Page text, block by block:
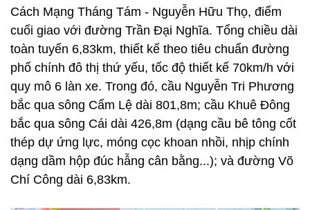
Cách Mạng Tháng Tám - Nguyễn Hữu Thọ, điểm
cuối giao với đường Trần Đại Nghĩa. Tổng chiều dài
toàn tuyến 6,83km, thiết kế theo tiêu chuẩn đường
phố chính đô thị thứ yếu, tốc độ thiết kế 70km/h với
quy mô 6 làn xe. Trong đó, cầu Nguyễn Tri Phương
bắc qua sông Cẩm Lệ dài 801,8m; cầu Khuê Đông
bắc qua sông Cái dài 426,8m (dạng cầu bê tông cốt
thép dự ứng lực, móng cọc khoan nhồi, nhịp chính
dạng dầm hộp đúc hẫng cân bằng...); và đường Võ
Chí Công dài 6,83km.